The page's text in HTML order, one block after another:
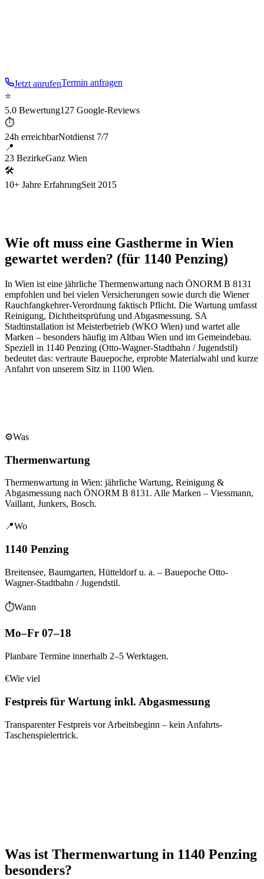
Jetzt anrufenTermin anfragen
⭐
5.0 Bewertung127 Google-Reviews
⏱
24h erreichbarNotdienst 7/7
📍
23 BezirkeGanz Wien
🛠
10+ Jahre ErfahrungSeit 2015
Wie oft muss eine Gastherme in Wien
gewartet werden? (für 1140 Penzing)
In Wien ist eine jährliche Thermenwartung nach ÖNORM B 8131
empfohlen und bei vielen Versicherungen sowie durch die Wiener
Rauchfangkehrer-Verordnung faktisch Pflicht. Die Wartung umfasst
Reinigung, Dichtheitsprüfung und Abgasmessung. SA
Stadtinstallation ist Meisterbetrieb (WKO Wien) und wartet alle
Marken – besonders häufig im Altbau Wien und im Gemeindebau.
Speziell in 1140 Penzing (Otto-Wagner-Stadtbahn / Jugendstil)
bedeutet das: vertraute Bauepoche, erprobte Materialwahl und kurze
Anfahrt von unserem Sitz in 1100 Wien.
⚙️Was
Thermenwartung
Thermenwartung in Wien: jährliche Wartung, Reinigung &
Abgasmessung nach ÖNORM B 8131. Alle Marken – Viessmann,
Vaillant, Junkers, Bosch.
📍Wo
1140 Penzing
Breitensee, Baumgarten, Hütteldorfu. a. – Bauepoche Otto-
Wagner-Stadtbahn / Jugendstil.
⏱Wann
Mo–Fr 07–18
Planbare Termine innerhalb 2–5 Werktagen.
€Wie viel
Festpreis für Wartung inkl. Abgasmessung
Transparenter Festpreis vor Arbeitsbeginn – kein Anfahrts-
Taschenspielertrick.
Was ist Thermenwartung in 1140 Penzing
besonders?